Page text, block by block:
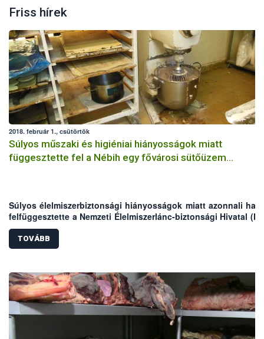
Friss hírek
2018. február 1., csütörtök
Súlyos műszaki és higiéniai hiányosságok miatt
függesztette fel a Nébih egy fővárosi sütőüzem
Súlyos élelmiszerbiztonsági hiányosságok miatt azonnali
felfüggesztette a Nemzeti Élelmiszerlánc-biztonsági Hivatal
egy budapesti finom pékáru és cukrászati termék előállító
működését. A hatósági szakemberek több mint 580 kg
vontak ki a forgalomból azok lejárt minőségmegőrzési
tapasztalt műszaki és higiéniai hiányosságok miatt. A Nébih a
forgalomban lévő késztermékek visszahívását is elrendelte.
TOVÁBB